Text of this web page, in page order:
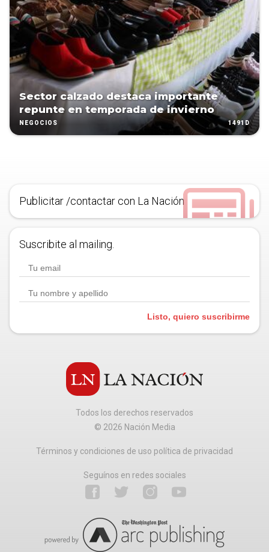
Sector calzado destaca importante
repunte en temporada de invierno
NEGOCIOS 1491D
Publicitar /contactar con La Nación
Suscribite al mailing.
Listo, quiero suscribirme
Todos los derechos reservados
© 2026 Nación Media
Términos y condiciones de uso política de privacidad
Seguínos en redes sociales